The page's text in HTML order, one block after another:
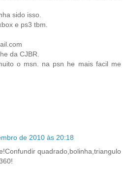
sido isso.
e ps3 tbm.
da CJBR.
o msn. na psn he mais facil me
de 2010 às 20:18
quadrado,bolinha,triangulo